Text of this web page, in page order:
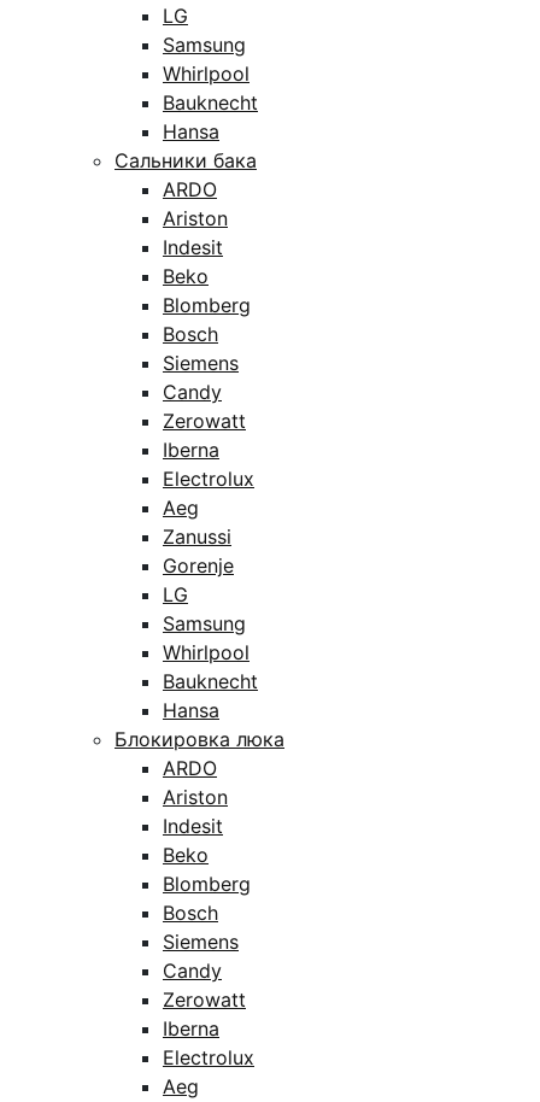
LG
Samsung
Whirlpool
Bauknecht
Hansa
Сальники бака
ARDO
Ariston
Indesit
Beko
Blomberg
Bosch
Siemens
Candy
Zerowatt
Iberna
Electrolux
Aeg
Zanussi
Gorenje
LG
Samsung
Whirlpool
Bauknecht
Hansa
Блокировка люка
ARDO
Ariston
Indesit
Beko
Blomberg
Bosch
Siemens
Candy
Zerowatt
Iberna
Electrolux
Aeg